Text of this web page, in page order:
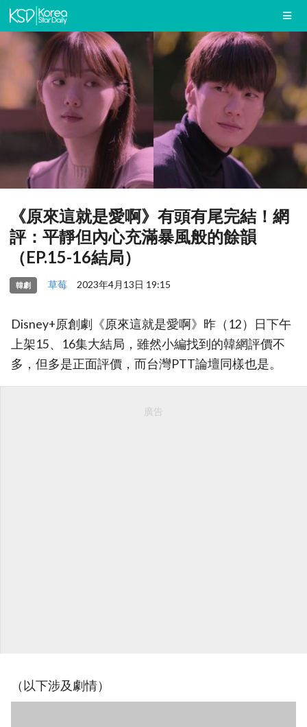
《原來這就是愛啊》有頭有尾完結！網
評：平靜但內心充滿暴風般的餘韻
（EP.15-16結局）
韓劇 草莓 2023年4月13日 19:15
Disney+原創劇《原來這就是愛啊》昨（12）日下午
上架15、16集大結局，雖然小編找到的韓網評價不
多，但多是正面評價，而台灣PTT論壇同樣也是。
廣告
（以下涉及劇情）